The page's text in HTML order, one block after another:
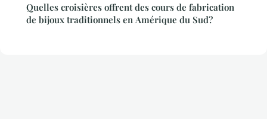
Quelles croisières offrent des cours de fabrication
de bijoux traditionnels en Amérique du Sud?